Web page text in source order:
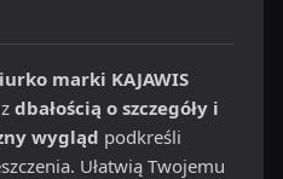
marki KAJAWIS
dbałością o szczegóły i
wygląd podkreśli
Ułatwią Twojemu